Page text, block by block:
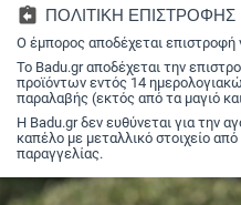
καπέλο με επίπεδη
κορυφή για
λογοτεχνικά ταξίδια
ζεστό,
καπέλο και
καπέλο
assignment_return ΠΟΛΙΤΙΚΗ
Ο έμπορος αποδέχεται επιστροφή
Το Badu.gr αποδέχεται την
προϊόντων εντός 14
παραλαβής (εκτός από τα μαγιό
Η Badu.gr δεν ευθύνεται για την
καπέλο με μεταλλικό στοιχείο από
παραγγελίας.